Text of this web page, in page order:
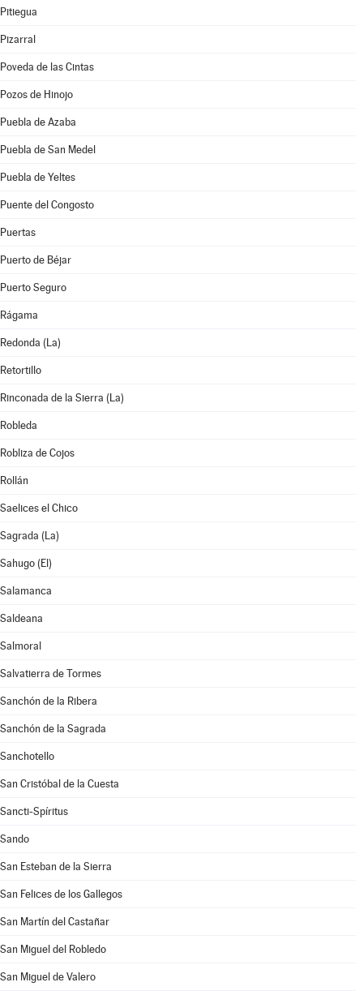
Pitiegua
Pizarral
Poveda de las Cintas
Pozos de Hinojo
Puebla de Azaba
Puebla de San Medel
Puebla de Yeltes
Puente del Congosto
Puertas
Puerto de Béjar
Puerto Seguro
Rágama
Redonda (La)
Retortillo
Rinconada de la Sierra (La)
Robleda
Robliza de Cojos
Rollán
Saelices el Chico
Sagrada (La)
Sahugo (El)
Salamanca
Saldeana
Salmoral
Salvatierra de Tormes
Sanchón de la Ribera
Sanchón de la Sagrada
Sanchotello
San Cristóbal de la Cuesta
Sancti-Spíritus
Sando
San Esteban de la Sierra
San Felices de los Gallegos
San Martín del Castañar
San Miguel del Robledo
San Miguel de Valero